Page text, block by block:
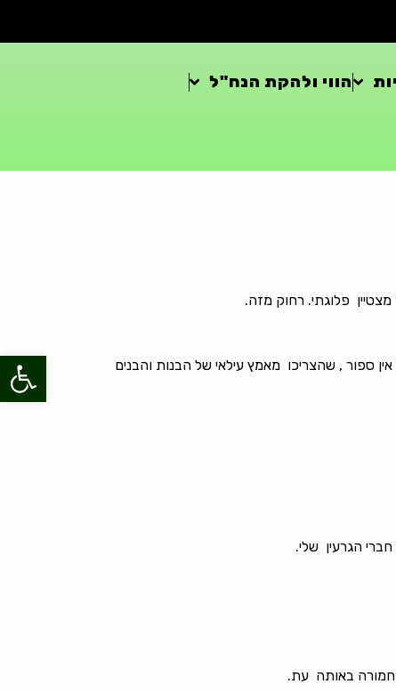
פתח
הווי ולהקת הנח"ל
ספור , שהצריכו מאמץ עילאי של הבנות והבנים
הגרעין שלי.
חמורה באותה עת.